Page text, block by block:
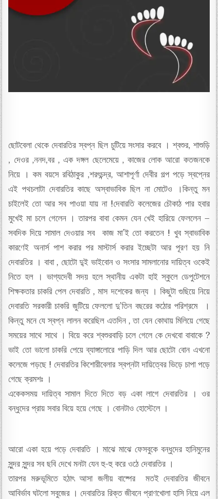
ছোটবেলা থেকে দেবারতির স্বপ্ন ছিল চুটিয়ে সংসার করবে । শ্বশুর, শাশুড়ি
, দেওর ,ননদ,বর , এক দঙ্গল ছেলেমেয়ে , কাজের লোক আরো কতজনকে
নিয়ে । কম বয়সে রবিঠাকুর ,শরৎচন্দ্র, আশাপূর্ণা দেবীর গল্প পড়ে স্বপ্নের
এই পথচলাটা দেবারতির কাছে অস্বাভাবিক ছিল না মোটেও ।কিন্তু মন
চাইলেই তো আর সব পাওয়া যায় না !দেবারতি কলেজের চৌকাঠ পার হবার
মুখেই মা চলে গেলেন । তারপর বাবা কেমন যেন খেই হারিয়ে ফেললেন –
সবদিক দিয়ে সামাল দেওয়ার সব কাজ মা’ই তো করতেন ! খুব স্বাভাবিক
কারণেই অনার্স পাশ করার পর মাস্টার্স করার ইচ্ছেটা আর পূরণ হয় নি
দেবারতির । বাবা , ছোটো দু্ই ভাইবোন ও সংসার সামলানোর দায়িত্ব ওকেই
নিতে হল । ভাগ্যদেবী সদয় হলে স্থানীয় একটা হাই স্কুলে ডেপুটেশনে
শিক্ষকতার চাকরি পেল দেবারতি , মাস দশেকের জন্য । কিছুটা গুছিয়ে নিয়ে
দেবারতি সরকারী চাকরি জুটিয়ে ফেললো দু’তিন বছরের কঠোর পরিশ্রমে ।
কিন্তু মনে যে স্বপ্ন লালন করেছিল এতদিন , তা যেন কোথায় মিলিয়ে গেছে
সময়ের সাথে সাথে । বিয়ে করে শ্বশুরবাড়ি চলে গেলে কে দেখবো বাবাকে ?
ভাই তো ভালো চাকরি পেয়ে ব্যাঙ্গালোরে পাড়ি দিল আর ছোটো বোন এখনো
কলেজে পড়ছে ! দেবারতির কিশোরীবেলার স্বপ্নটা দায়িত্বের ভিড়ে চাপা পড়ে
গেছে ক্রমশঃ ।
একেকসময় দায়িত্ব সামাল দিতে দিতে বড় একা লাগে দেবারতির । ওর
বন্ধুদের প্রায় সবার বিয়ে হয়ে গেছে । বোনটাও হোস্টেলে ।
আরো একা হয়ে পড়ে দেবারতি । মাঝে মাঝে ফেসবুকে বন্ধুদের হানিমুনের
সুন্দর সুন্দর সব ছবি দেখে মনটা যেন হু-হু করে ওঠে দেবারতির ।
তারপর মরুভূমিতে হঠাৎ আসা জলীয় বাষ্পের মতই দেবারতির জীবনে
আবির্ভাব ঘটলো সবুজের । দেবারতির রিক্ত জীবনে প্রাণখোলা হাসি নিয়ে এল